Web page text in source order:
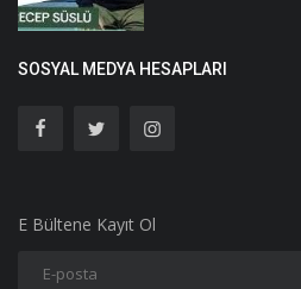
SOSYAL MEDYA HESAPLARI
E Bültene Kayıt Ol